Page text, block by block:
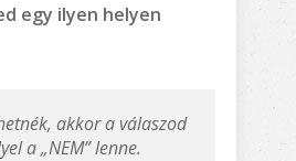
egy ilyen helyen
akkor a válaszod
a „NEM” lenne.